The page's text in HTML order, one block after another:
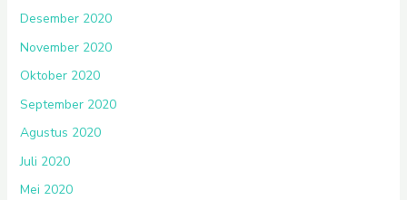
Desember 2020
November 2020
Oktober 2020
September 2020
Agustus 2020
Juli 2020
Mei 2020